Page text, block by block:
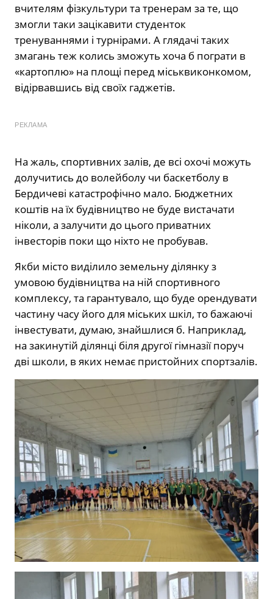
вчителям фізкультури та тренерам за те, що
змогли таки зацікавити студенток
тренуваннями і турнірами. А глядачі таких
змагань теж колись зможуть хоча б пограти в
«картоплю» на площі перед міськвиконкомом,
відірвавшись від своїх гаджетів.
РЕКЛАМА
На жаль, спортивних залів, де всі охочі можуть
долучитись до волейболу чи баскетболу в
Бердичеві катастрофічно мало. Бюджетних
коштів на їх будівництво не буде вистачати
ніколи, а залучити до цього приватних
інвесторів поки що ніхто не пробував.
Якби місто виділило земельну ділянку з
умовою будівництва на ній спортивного
комплексу, та гарантувало, що буде орендувати
частину часу його для міських шкіл, то бажаючі
інвестувати, думаю, знайшлися б. Наприклад,
на закинутій ділянці біля другої гімназії поруч
дві школи, в яких немає пристойних спортзалів.